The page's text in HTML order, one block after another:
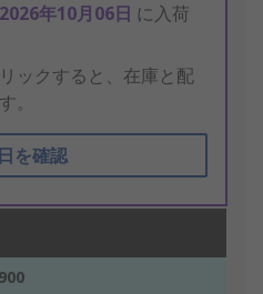
2026年10月06日 に入荷
ックすると、在庫と配
。
を確認